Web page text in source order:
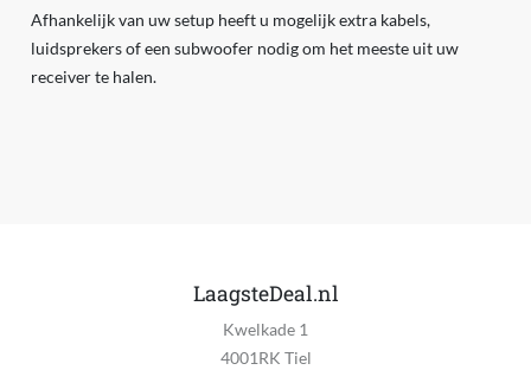
Afhankelijk van uw setup heeft u mogelijk extra kabels,
luidsprekers of een subwoofer nodig om het meeste uit uw
receiver te halen.
LaagsteDeal.nl
Kwelkade 1
4001RK Tiel